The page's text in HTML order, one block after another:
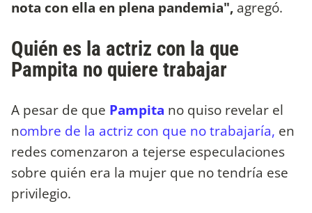
nota con ella en plena pandemia", agregó.
Quién es la actriz con la que
Pampita no quiere trabajar
A pesar de que Pampita no quiso revelar el
nombre de la actriz con que no trabajaría, en
redes comenzaron a tejerse especulaciones
sobre quién era la mujer que no tendría ese
privilegio.